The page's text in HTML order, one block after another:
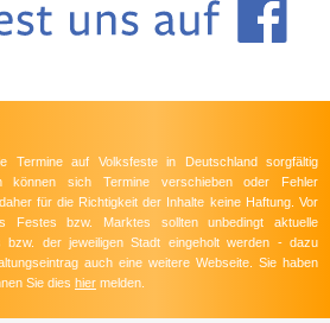
Termine auf Volksfeste in Deutschland sorgfältig
können sich Termine verschieben oder Fehler
für die Richtigkeit der Inhalte keine Haftung. Vor
Festes bzw. Marktes sollten unbedingt aktuelle
bzw. der jeweiligen Stadt eingeholt werden - dazu
auch eine weitere Webseite. Sie haben
Sie dies hier melden.